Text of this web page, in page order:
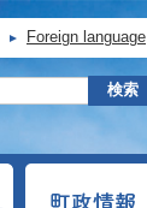
Foreign language